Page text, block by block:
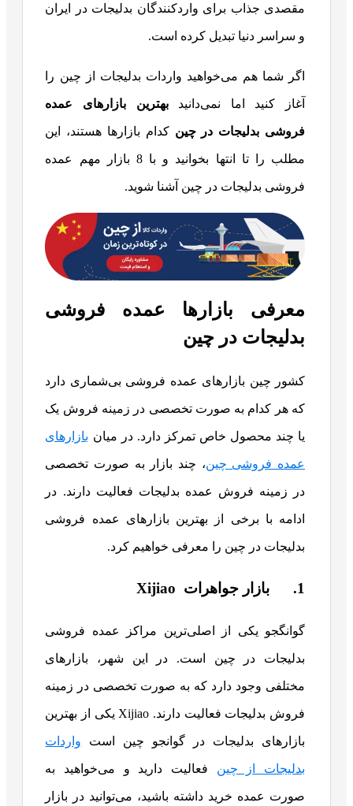
مقصدی جذاب برای واردکنندگان بدلیجات در ایران
و سراسر دنیا تبدیل کرده است.
اگر شما هم می‌خواهید واردات بدلیجات از چین را
آغاز کنید اما نمی‌دانیدبهترین بازارهای عمده
فروشی بدلیجات در چین کدام بازارها هستند، این
مطلب را تا انتها بخوانید و با 8 بازار مهم عمده
فروشی بدلیجات در چین آشنا شوید.
معرفی بازارها عمده فروشی
بدلیجات در چین
کشور چین بازارهای عمده فروشی بی‌شماری دارد
که هر کدام به صورت تخصصی در زمینه فروش یک
یا چند محصول خاص تمرکز دارد. در میان بازارهای
عمده فروشی چین، چند بازار به صورت تخصصی
در زمینه فروش عمده بدلیجات فعالیت دارند. در
ادامه با برخی از بهترین بازارهای عمده فروشی
بدلیجات در چین را معرفی خواهیم کرد.
1. بازار جواهرات Xijiao
گوانگجو یکی از اصلی‌ترین مراکز عمده‌ فروشی
بدلیجات در چین است. در این شهر، بازارهای
مختلفی وجود دارد که به صورت تخصصی در زمینه
فروش بدلیجات فعالیت دارند. Xijiao یکی از بهترین
بازارهای بدلیجات در گوانجو چین است واردات
بدلیجات از چین فعالیت دارید و می‌خواهید به
صورت عمده خرید داشته باشید، می‌توانید در بازار